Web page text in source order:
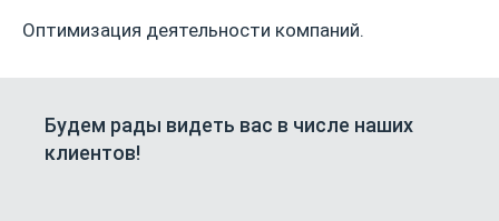
Оптимизация деятельности компаний.
Будем рады видеть вас в числе наших
клиентов!